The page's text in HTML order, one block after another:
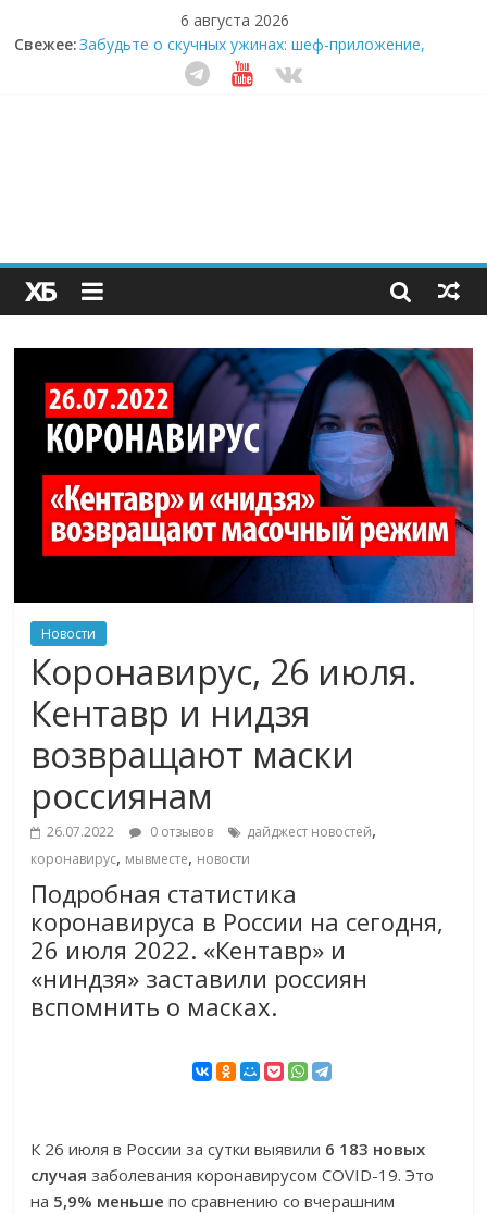
6 августа 2026
Свежее:Забудьте о скучных ужинах: шеф-приложение,
которое видит вашу еду насквозь
Небо зовёт: как бизнес на полётах дронов и
Секрет супергидратации: почему кокосовая вода с
пребиотиками становится главным трендом
здорового питания
Новости
Коронавирус, 26 июля.
Кентавр и нидзя
возвращают маски
россиянам
26.07.2022 0 отзывов дайджест новостей,
коронавирус, мывместе, новости
Подробная статистика
коронавируса в России на сегодня,
26 июля 2022. «Кентавр» и
«ниндзя» заставили россиян
вспомнить о масках.
К 26 июля в России за сутки выявили 6 183 новых
случая заболевания коронавирусом COVID-19. Это
на 5,9% меньше по сравнению со вчерашним